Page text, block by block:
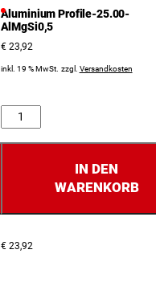
Aluminium Profile-25.00-
AlMgSi0,5
€23,92
inkl. 19 % MwSt. zzgl. Versandkosten
Anzahl
IN DEN
WARENKORB
€23,92